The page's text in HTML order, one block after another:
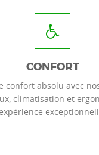
CONFORT
confort absolu avec
climatisation et
expérience